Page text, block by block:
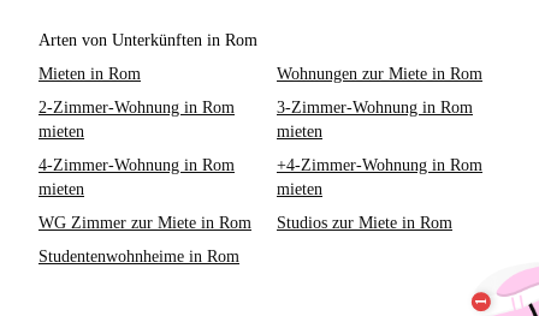
Arten von Unterkünften in Rom
Mieten in Rom
Wohnungen zur Miete in Rom
2-Zimmer-Wohnung in Rom
mieten
3-Zimmer-Wohnung in Rom
mieten
4-Zimmer-Wohnung in Rom
mieten
+4-Zimmer-Wohnung in Rom
mieten
WG Zimmer zur Miete in Rom
Studios zur Miete in Rom
Studentenwohnheime in Rom